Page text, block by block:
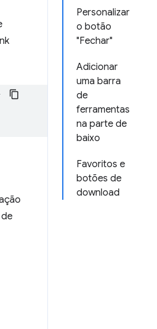
Personalizar
o botão
"Fechar"
Adicionar
uma barra
de
ferramentas
na parte de
baixo
Favoritos e
botões de
download